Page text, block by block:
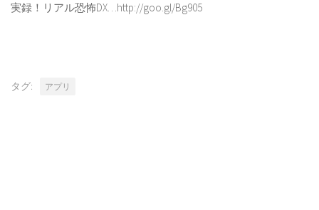
実録！リアル恐怖DX…http://goo.gl/Bg905
タグ: アプリ